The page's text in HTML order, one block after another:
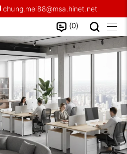
chung.mei88@msa.hinet.net
0